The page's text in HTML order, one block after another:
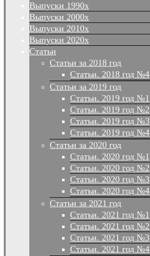
Выпуски 1990х
Выпуски 2000х
Выпуски 2010х
Выпуски 2020х
Статьи
Статьи за 2018 год
Статьи. 2018 год №4
Статьи за 2019 год
Статьи. 2019 год №1
Статьи. 2019 год №2
Статьи. 2019 год №3
Статьи. 2019 год №4
Статьи за 2020 год
Статьи. 2020 год №1
Статьи. 2020 год №2
Статьи. 2020 год №3
Статьи. 2020 год №4
Статьи за 2021 год
Статьи. 2021 год №1
Статьи. 2021 год №2
Статьи. 2021 год №3
Статьи. 2021 год №4